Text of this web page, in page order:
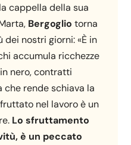
cappella della sua
Bergoglio torna
nostri giorni: «È in
accumula ricchezze
nero, contratti
che rende schiava la
nel lavoro è un
Lo sfruttamento
è un peccato